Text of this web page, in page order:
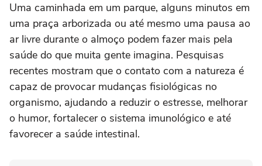
Uma caminhada em um parque, alguns minutos em
uma praça arborizada ou até mesmo uma pausa ao
ar livre durante o almoço podem fazer mais pela
saúde do que muita gente imagina. Pesquisas
recentes mostram que o contato com a natureza é
capaz de provocar mudanças fisiológicas no
organismo, ajudando a reduzir o estresse, melhorar
o humor, fortalecer o sistema imunológico e até
favorecer a saúde intestinal.